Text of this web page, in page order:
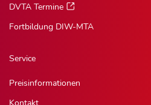
DVTA Termine
Fortbildung DIW-MTA
Service
Preisinformationen